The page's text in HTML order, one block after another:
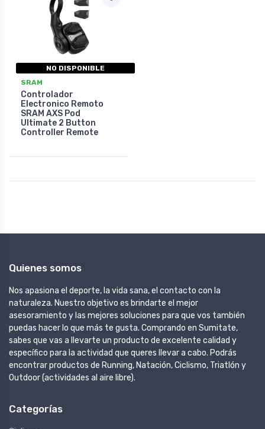
NO DISPONIBLE
SRAM
Controlador
Electronico Remoto
SRAM AXS Pod
Ultimate 2 Button
Controller Remote
Quienes somos
Nos apasiona el deporte, la vida sana, el contacto con la
naturaleza. Nuestro objetivo es brindarte el mejor
asesoramiento y las mejores soluciones para que vos también
puedas hacer lo que más te gusta. Comprando en Sumitate,
sabes que vas a llevarte un producto de excelente calidad y
específico para la actividad que queres llevar a cabo. Podrás
encontrar productos de Running, Natación, Ciclismo, Triatlón y
Outdoor (actividades al aire libre).
Categorías